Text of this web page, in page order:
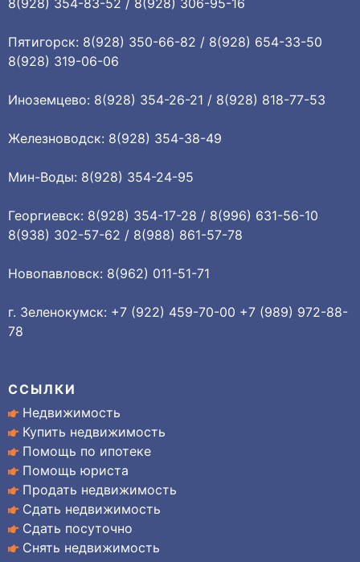
8(928) 354-83-52 / 8(928) 306-95-16
Пятигорск: 8(928) 350-66-82 / 8(928) 654-33-50
8(928) 319-06-06
Иноземцево: 8(928) 354-26-21 / 8(928) 818-77-53
Железноводск: 8(928) 354-38-49
Мин-Воды: 8(928) 354-24-95
Георгиевск: 8(928) 354-17-28 / 8(996) 631-56-10
8(938) 302-57-62 / 8(988) 861-57-78
Новопавловск: 8(962) 011-51-71
г. Зеленокумск: +7 (922) 459-70-00 +7 (989) 972-88-
78
ССЫЛКИ
Недвижимость
Купить недвижимость
Помощь по ипотеке
Помощь юриста
Продать недвижимость
Сдать недвижимость
Сдать посуточно
Снять недвижимость